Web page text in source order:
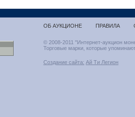
ОБ АУКЦИОНЕ ПРАВИЛА
© 2008-2011 "Интернет-аукцион
Торговые марки, которые
Создание сайта: Ай Ти Легион